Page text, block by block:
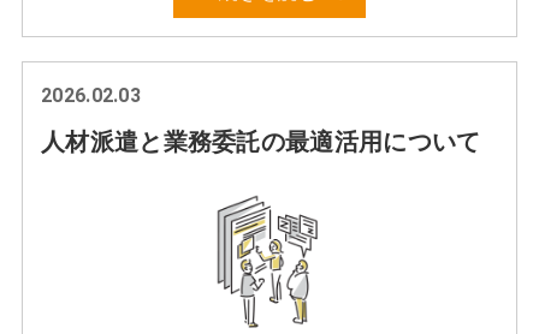
を高めることを主な目的とした仕事です。お客様に
ョンや心配りが求められます。そのため、「人と接
売職でもすぐに活躍できると思われがちです。しか
た仕事と違った」「接客は得意だったのに成果につ
ながらない」「お客様への提案が難しい」といった
ギャップを感じる方も少なくありません。その理由
は、接客と販売が密接につながっている一方で、求
められる役割や成果が異なる仕事だからです。本コ
2026.02.03
人材派遣と業務委託の最適活用について